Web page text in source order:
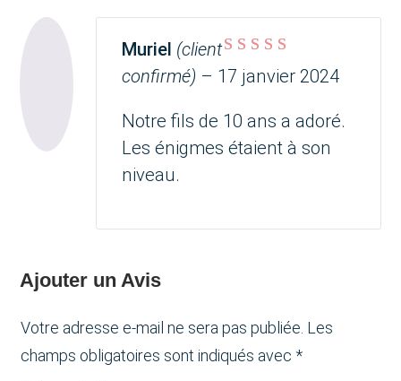
Note sur 5
Muriel (client
confirmé) – 17 janvier 2024
Notre fils de 10 ans a adoré.
Les énigmes étaient à son
niveau.
Ajouter un Avis
Votre adresse e-mail ne sera pas publiée. Les
champs obligatoires sont indiqués avec *